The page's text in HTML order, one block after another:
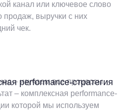
канал или ключевое слово
продаж, выручки с них
чек.
performance-стратегия
– изучаем все процессы,
– комплексная performance-
которой мы используем